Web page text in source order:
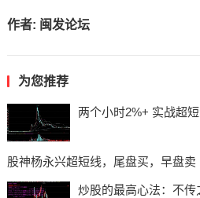
作者: 闽发论坛
为您推荐
两个小时2%+ 实战超
股神杨永兴超短线，尾盘买，早盘卖
炒股的最高心法：不传